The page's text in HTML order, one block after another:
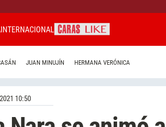
INTERNACIONAL
JUAN MINUJÍN HERMANA VERÓNICA
10:50